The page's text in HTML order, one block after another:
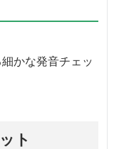
かな発音チェッ
ト